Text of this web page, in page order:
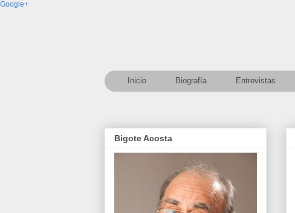
Google+
Inicio Biografía Entrevistas
Bigote Acosta